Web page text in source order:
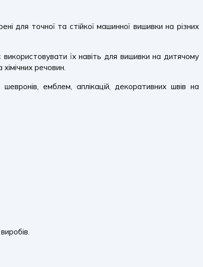
для точної та стійкої машинної вишивки на різних
їх навіть для вишивки на дитячому
речовин.
емблем, аплікацій, декоративних швів на